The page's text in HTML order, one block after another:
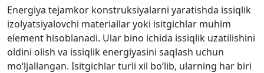
Energiya tejamkor konstruksiyalarni yaratishda issiqlik
izolyatsiyalovchi materiallar yoki isitgichlar muhim
element hisoblanadi. Ular bino ichida issiqlik uzatilishini
oldini olish va issiqlik energiyasini saqlash uchun
mo‘ljallangan. Isitgichlar turli xil bo‘lib, ularning har biri